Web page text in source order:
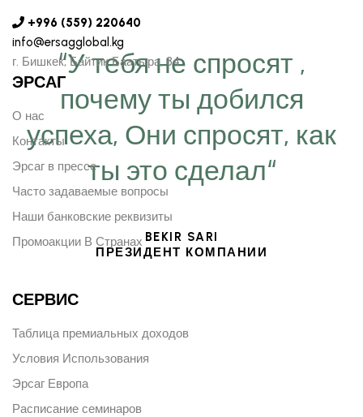
“У тебя не спросят ,
почему ты добился
успеха, Они спросят, как
ты это сделал“
BEKIR SARI
ПРЕЗИДЕНТ КОМПАНИИ
+996 (559) 220640
info@ersagglobal.kg
г. ​Бишкек, Байтик Баатыра, 84
ЭРСАГ
О нас
Контакты
Эрсаг в прессе
Часто задаваемые вопросы
Наши банковские реквизиты
Промоакции В Странах
СЕРВИС
Таблица премиальных доходов
Условия Использования
Эрсаг Европа
Расписание семинаров